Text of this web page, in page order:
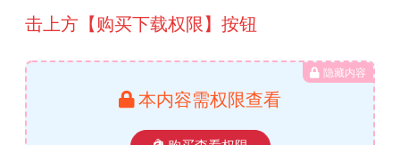
击上方【购买下载权限】按钮
隐藏内容
本内容需权限查看